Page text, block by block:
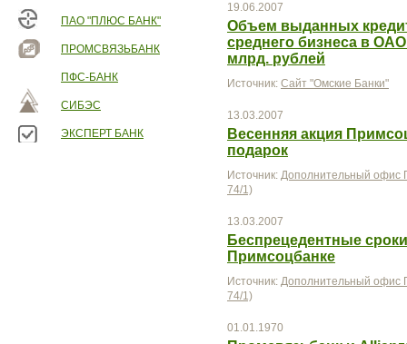
ПАО "ПЛЮС БАНК"
ПРОМСВЯЗЬБАНК
ПФС-БАНК
СИБЭС
ЭКСПЕРТ БАНК
19.06.2007
Объем выданных
среднего бизнеса в
млрд. рублей
Источник: Сайт "Омские Банки"
13.03.2007
Весенняя акция
подарок
Источник: Дополнительный офис
74/1)
13.03.2007
Беспрецедентные
Примсоцбанке
Источник: Дополнительный офис
74/1)
01.01.1970